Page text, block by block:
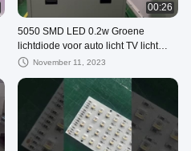
00:26
5050 SMD LED 0.2w Groene
lichtdiode voor auto licht TV licht
flexibel led streep licht
November 11, 2023